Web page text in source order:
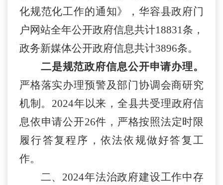
化规范化工作的通知》
， 华容县政府门
户网站全年公开政府信息共计18831条，
政务新媒体公开政府信息共计3896条。
二是规范政府信息公开申请办理。
严格落实办理预警及部门协调会商研究
机制。 2024年以来，全县共受理政府信
息依申请公开26件 ， 严格按照法定时限
履行答复程序，依法依规做好答复工
作。
二、 2024年法治政府建设工作中存